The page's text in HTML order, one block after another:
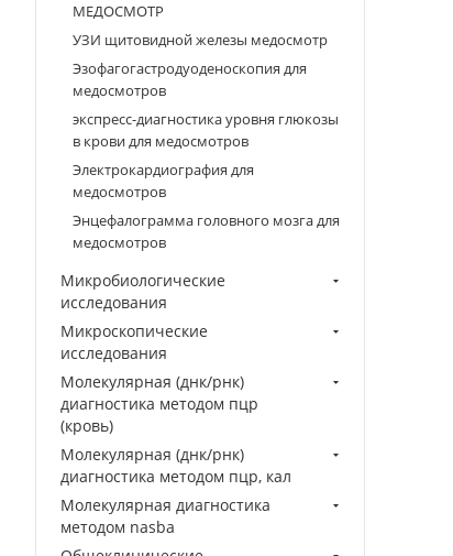
МЕДОСМОТР
УЗИ щитовидной железы медосмотр
Эзофагогастродуоденоскопия для
медосмотров
экспресс-диагностика уровня глюкозы
в крови для медосмотров
Электрокардиография для
медосмотров
Энцефалограмма головного мозга для
медосмотров
Микробиологические
исследования
Микроскопические
исследования
Молекулярная (днк/рнк)
диагностика методом пцр
(кровь)
Молекулярная (днк/рнк)
диагностика методом пцр, кал
Молекулярная диагностика
методом nasba